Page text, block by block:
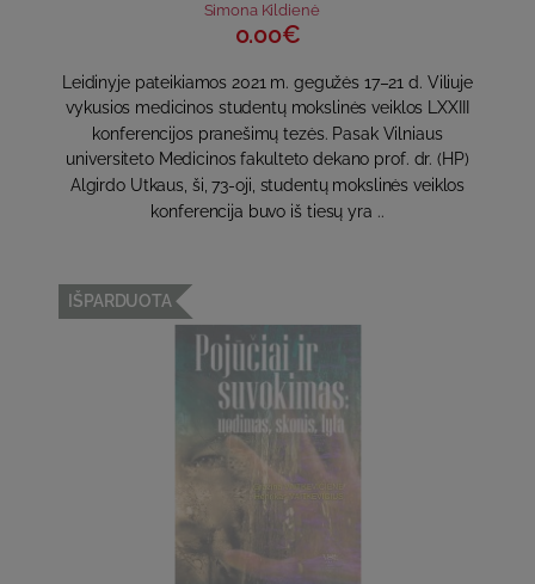
Simona Kildienė
0.00€
Leidinyje pateikiamos 2021 m. gegužės 17–21 d. Viliuje
vykusios medicinos studentų mokslinės veiklos LXXIII
konferencijos pranešimų tezės. Pasak Vilniaus
universiteto Medicinos fakulteto dekano prof. dr. (HP)
Algirdo Utkaus, ši, 73-oji, studentų mokslinės veiklos
konferencija buvo iš tiesų yra ..
IŠPARDUOTA